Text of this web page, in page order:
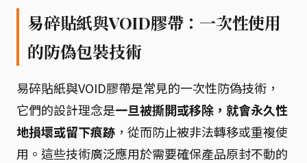
易碎貼紙與VOID膠帶：一次性使用
的防偽包裝技術
易碎貼紙與VOID膠帶是常見的一次性防偽技術，
它們的設計理念是一旦被撕開或移除，就會永久性
地損壞或留下痕跡 ，從而防止被非法轉移或重複使
用。這些技術廣泛應用於需要確保產品原封不動的